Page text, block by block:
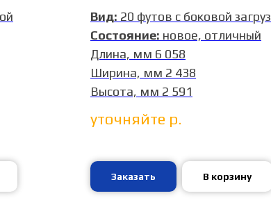
Вид: 20 футов с боковой
Состояние: новое, отличный
Длина, мм 6 058
Ширина, мм 2 438
Высота, мм 2 591
уточняйте р.
Заказать В корзину